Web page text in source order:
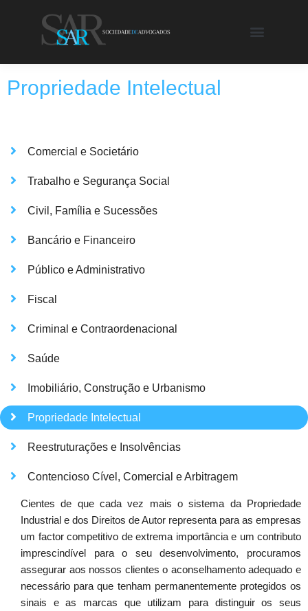
Propriedade Intelectual
Comercial e Societário
Trabalho e Segurança Social
Civil, Família e Sucessões
Bancário e Financeiro
Público e Administrativo
Fiscal
Criminal e Contraordenacional
Saúde
Imobiliário, Construção e Urbanismo
Propriedade Intelectual
Reestruturações e Insolvências
Contencioso Cível, Comercial e Arbitragem
Cientes de que cada vez mais o sistema da Propriedade
Industrial e dos Direitos de Autor representa para as empresas
um factor competitivo de extrema importância e um contributo
imprescindível para o seu desenvolvimento, procuramos
assegurar aos nossos clientes o aconselhamento adequado e
necessário para que tenham permanentemente protegidos os
sinais e as marcas que utilizam para distinguir os seus